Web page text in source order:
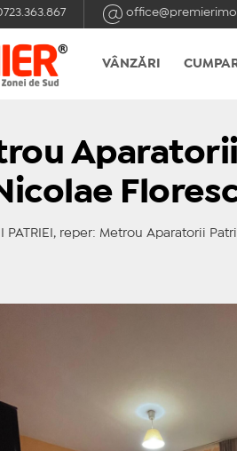
VÂNZĂRI
PATRIEI, reper: Metrou Aparatorii